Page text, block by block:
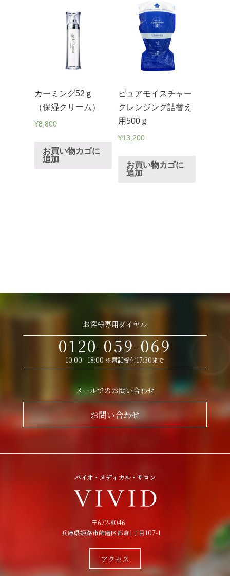
カーミング52ｇ
（保湿クリーム）
¥8,800
お買い物カゴに
追加
ピュアモイスチャー
クレンジング詰替え
用500ｇ
¥13,200
お買い物カゴに
追加
お客様専用ダイヤル
0120-059-069
10:00 - 18:00 ※電話受付17:30まで
メールでのお問い合わせ
お問い合わせ
〒672-8046
兵庫県姫路市飾磨区都倉1丁目107-1
アクセス